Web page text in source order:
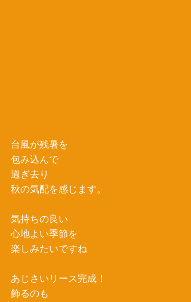
台風が残暑を
包み込んで
過ぎ去り
秋の気配を感じます。
気持ちの良い
心地よい季節を
楽しみたいですね
あじさいリース完成！
飾るのも